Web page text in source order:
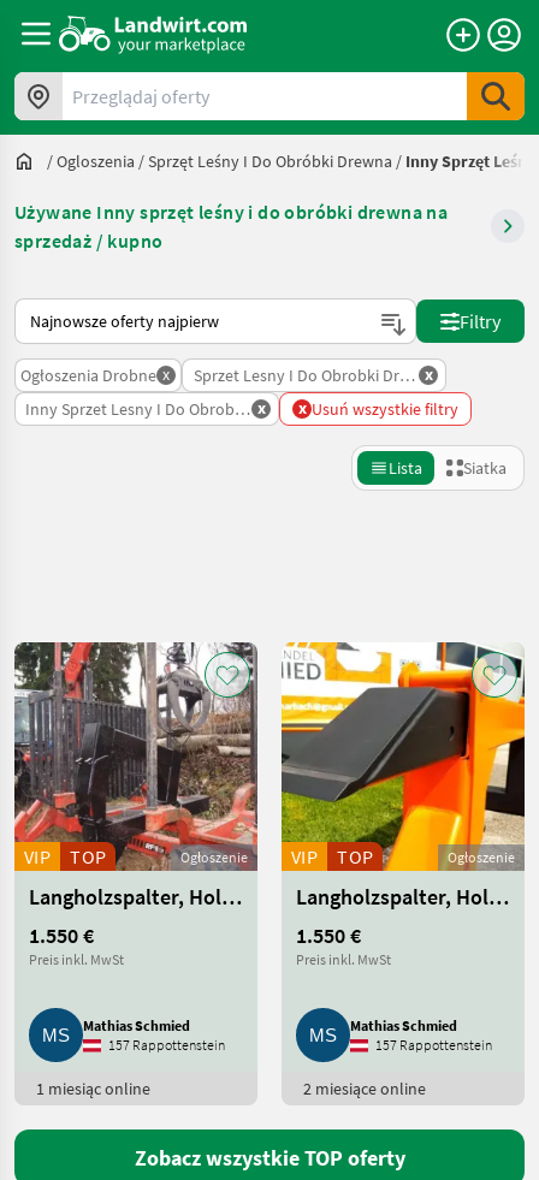
Przeglądaj oferty
/Ogloszenia /Sprzęt Leśny I Do Obróbki Drewna / Inny Sprzęt
Używane Inny sprzęt leśny i do obróbki drewna na
sprzedaż / kupno
Tak sortuje się na Landwirt.com
Filtry
Ogłoszenia Drobne x Sprzet Lesny I Do Obrobki Drewna
x
Inny Sprzet Lesny I Do Obrobki Drewna
x x Usuń wszystkie filtry
Lista Siatka
Kategoria 4 Kraj Filtry
AKTUALNA
ŚCIEŻKA
technika
leśna
Sprzet
Lesny I
Do
Obrobki
Drewna
Inny
Do
Obrobki
Drewna
WYBIERZ
KATEGORIĘ
Zresetuj
Pokaż
286
wyników
Ogłoszenie
VIP TOP
Langholzspalter, Holzspalter, Rückewagen, Forsttechnik
1.550 €
Preis inkl. MwSt
Mathias Schmied
157 Rappottenstein
1 miesiąc online
Ogłoszenie
VIP TOP
Langholzspalter, Holzspalter, Rückewagen, Forsttechnik
1.550 €
Preis inkl. MwSt
Mathias Schmied
157 Rappottenstein
2 miesiące online
Zobacz wszystkie TOP oferty